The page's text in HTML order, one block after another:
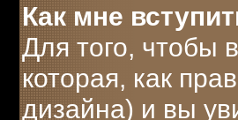
Как мне
Для того, чтобы
которая, как
дизайна) и вы